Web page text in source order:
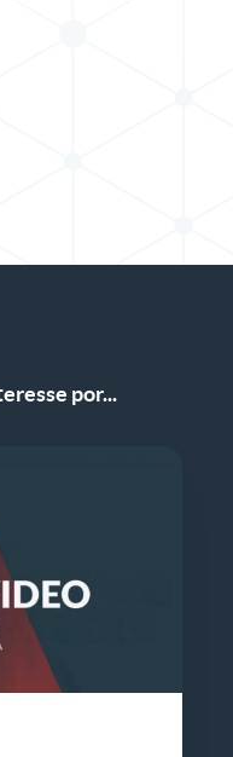
por...